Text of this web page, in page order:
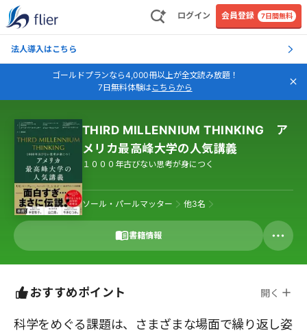
ログイン 会員登録 7日間無料
法人導入はこちら
ゴールドプランなら4,000冊以上が全文読み放題！
7日無料体験はこちらから
THIRD MILLENNIUM THINKING ア
メリカ最高峰大学の人気講義
１０００年古びない思考が身につく
ソール・パールマッター 他3名
書籍情報
おすすめポイント 開く
科学をめぐる課題は、さまざまな場面で繰り返し姿